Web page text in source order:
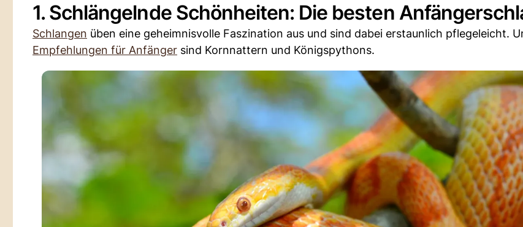
1. Schlängelnde Schönheiten: Die besten
Schlangen üben eine geheimnisvolle Faszination aus und sind dabei erstaunlich pflegeleicht.
Empfehlungen für Anfänger sind Kornnattern und Königspythons.